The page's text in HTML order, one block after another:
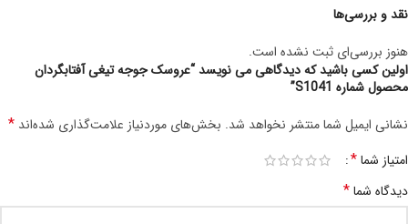
نقد و بررسی‌ها
هنوز بررسی‌ای ثبت نشده است.
اولین کسی باشید که دیدگاهی می نویسد “عروسک جوجه تیغی آفتابگردان
محصول شماره S1041”
نشانی ایمیل شما منتشر نخواهد شد. بخش‌های موردنیاز علامت‌گذاری شده‌اند *
امتیاز شما*
دیدگاه شما*